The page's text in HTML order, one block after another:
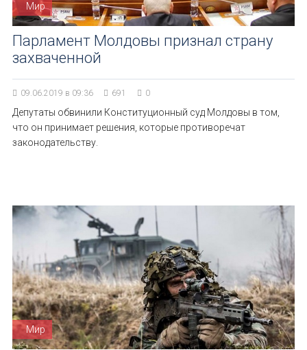
Мир
Парламент Молдовы признал страну
захваченной
09.06.2019 в 09:36 691 0
Депутаты обвинили Конституционный суд Молдовы в том,
что он принимает решения, которые противоречат
законодательству.
Мир